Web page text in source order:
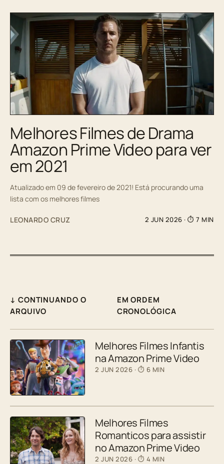
Melhores Filmes de Drama
Amazon Prime Video para ver
em 2021
Atualizado em 09 de fevereiro de 2021! Está procurando uma
lista com os melhores filmes
LEONARDO CRUZ 2 JUN 2026 · ⏱ 7 MIN
↓ CONTINUANDO O
ARQUIVO
EM ORDEM
CRONOLÓGICA
Melhores Filmes Infantis
na Amazon Prime Video
2 JUN 2026 · ⏱ 6 MIN
Melhores Filmes
Romanticos para assistir
no Amazon Prime Video
2 JUN 2026 · ⏱ 4 MIN